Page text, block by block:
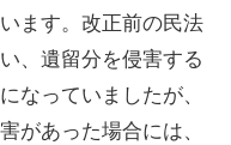
ます。改正前の民法
、遺留分を侵害する
なっていましたが、
があった場合には、